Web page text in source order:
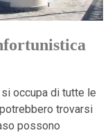
si occupa di tutte le
trovarsi
possono